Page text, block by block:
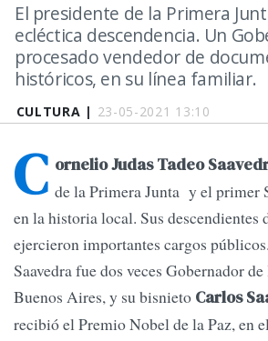
CULTURA | 23-05-2021 13:10
El presidente de la Primera
ecléctica descendencia. Un
procesado vendedor de
históricos, en su línea familiar.
C ornelio Judas Tadeo
de la Primera Junta y el primer
en la historia local. Sus descendientes
ejercieron importantes cargos
Saavedra fue dos veces Gobernador
Buenos Aires, y su bisnieto Carlos
recibió el Premio Nobel de la Paz, en